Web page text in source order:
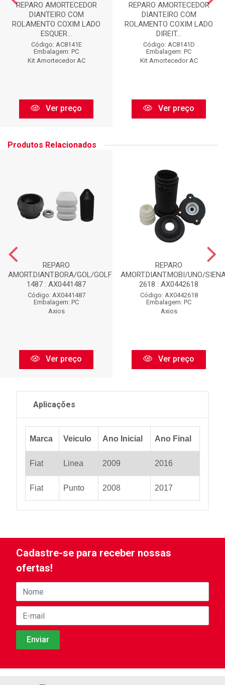
REPARO AMORTECEDOR
DIANTEIRO COM
ROLAMENTO COXIM LADO
ESQUER...
Código: AC8141E
Embalagem: PC
Kit Amortecedor AC
Ver preço
REPARO AMORTECEDOR
DIANTEIRO COM
ROLAMENTO COXIM LADO
DIREIT...
Código: AC8141D
Embalagem: PC
Kit Amortecedor AC
Ver preço
Produtos Relacionados
REPARO
AMORT.DIANT.BORA/GOL/GOLF-
1487 : AX0441487
Código: AX0441487
Embalagem: PC
Axios
Ver preço
REPARO
AMORT.DIANT.MOBI/UNO/
2618 : AX0442618
Código: AX0442618
Embalagem: PC
Axios
Ver preço
Aplicações
Marca Veiculo Ano Inicial Ano Final
Fiat Linea 2009 2016
Fiat Punto 2008 2017
Cadastre-se para receber nossas
ofertas!